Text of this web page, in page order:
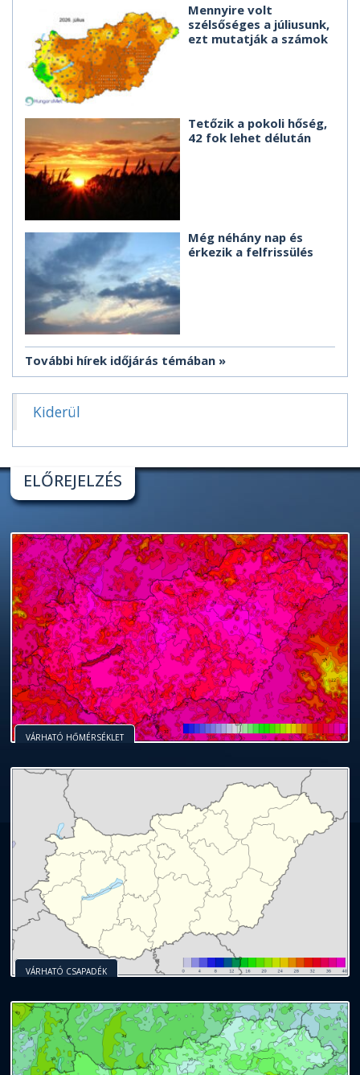
Mennyire volt
szélsőséges a júliusunk,
ezt mutatják a számok
Tetőzik a pokoli hőség,
42 fok lehet délután
Még néhány nap és
érkezik a felfrissülés
További hírek időjárás témában
Kiderül
ELŐREJELZÉS
VÁRHATÓ HŐMÉRSÉKLET
VÁRHATÓ CSAPADÉK